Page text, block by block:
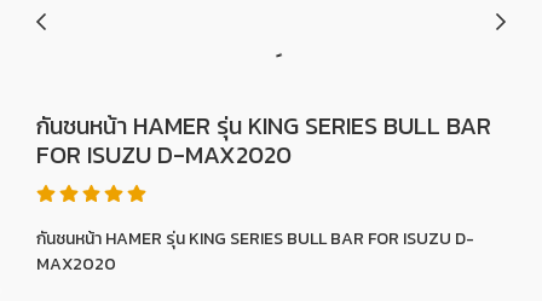
กันชนหน้า HAMER รุ่น KING SERIES BULL BAR
FOR ISUZU D-MAX2020
กันชนหน้า HAMER รุ่น KING SERIES BULL BAR FOR ISUZU D-
MAX2020